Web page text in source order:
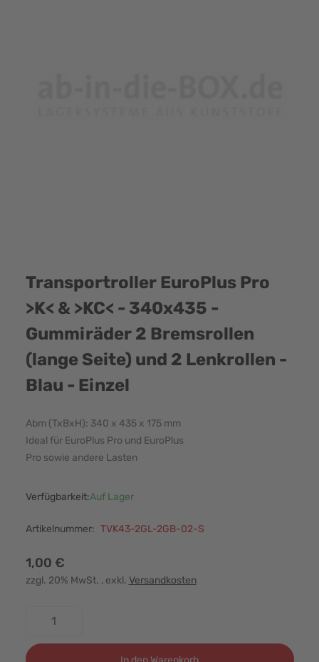
Transportroller EuroPlus Pro
>K< & >KC< - 340x435 -
Gummiräder 2 Bremsrollen
(lange Seite) und 2 Lenkrollen -
Blau - Einzel
Abm (TxBxH): 340 x 435 x 175 mm
Ideal für EuroPlus Pro und EuroPlus
Pro sowie andere Lasten
Verfügbarkeit:Auf Lager
Artikelnummer: TVK43-2GL-2GB-02-S
1,00 €
zzgl. 20% MwSt. , exkl. Versandkosten